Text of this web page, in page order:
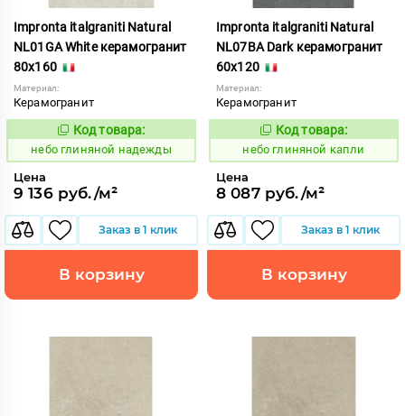
Impronta italgraniti Natural
NL01GA White керамогранит
80x160
Материал:
Керамогранит
1111557
Код товара:
небо глиняной надежды
Цена
9 136 руб./м²
Заказ в 1 клик
В корзину
Impronta italgraniti Natural
NL07BA Dark керамогранит
60x120
Материал:
Керамогранит
1111537
Код товара:
небо глиняной капли
Цена
8 087 руб./м²
Заказ в 1 клик
В корзину